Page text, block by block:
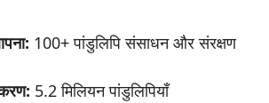
100+ पांडुलिपि संसाधन और संरक्षण
5.2 मिलियन पांडुलिपियाँ